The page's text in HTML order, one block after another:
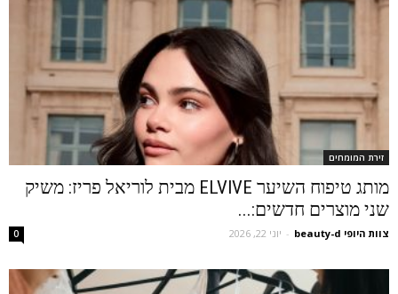
זירת המומחים
מותג טיפוח השיער ELVIVE מבית לוריאל פריז: משיק
שני מוצרים חדשים:...
צוות היופי beauty-d - יוני 22, 2026 0